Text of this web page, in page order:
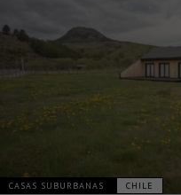
CASAS SUBURBANAS CHILE